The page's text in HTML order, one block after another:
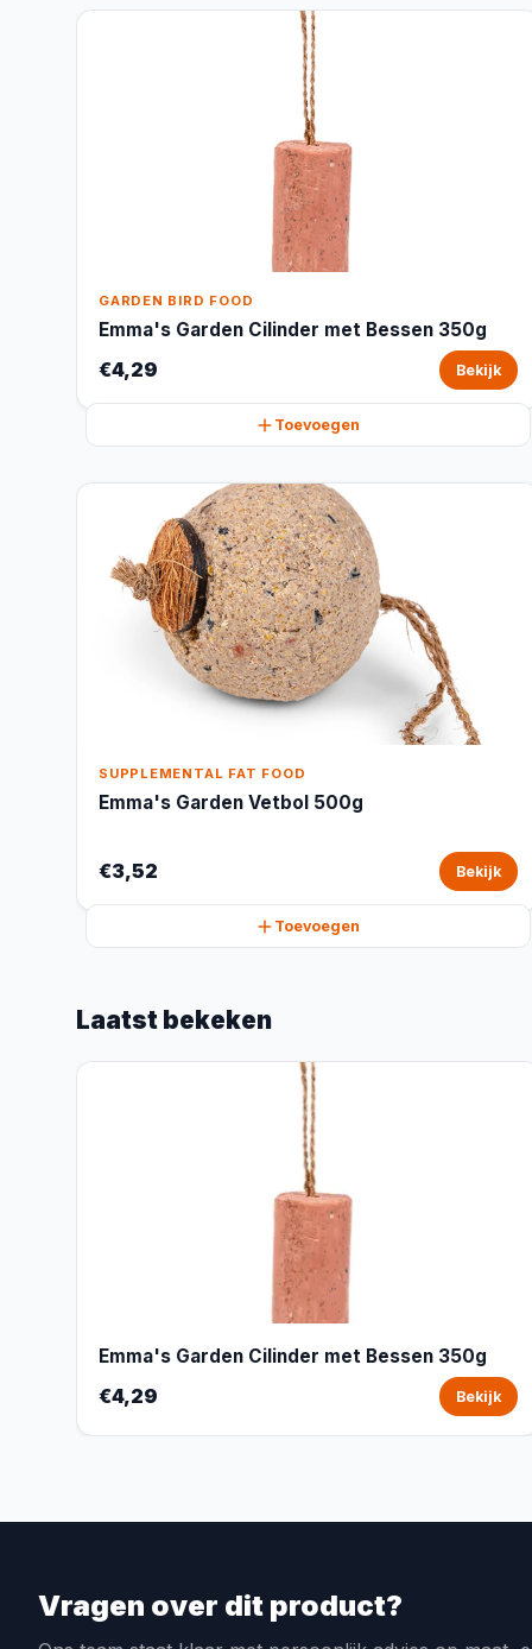
GARDEN BIRD FOOD
Emma's Garden Cilinder met Bessen 350g
€4,29 Bekijk
Toevoegen
SUPPLEMENTAL FAT FOOD
Emma's Garden Vetbol 500g
€3,52 Bekijk
Toevoegen
Laatst bekeken
Emma's Garden Cilinder met Bessen 350g
€4,29 Bekijk
Vragen over dit product?